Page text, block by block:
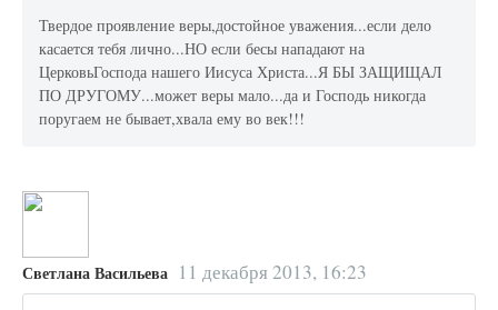
Твердое проявление веры,достойное уважения...если дело
касается тебя лично...НО если бесы нападают на
ЦерковьГоспода нашего Иисуса Христа...Я БЫ ЗАЩИЩАЛ
ПО ДРУГОМУ...может веры мало...да и Господь никогда
поругаем не бывает,хвала ему во век!!!
Светлана Васильева 11 декабря 2013, 16:23